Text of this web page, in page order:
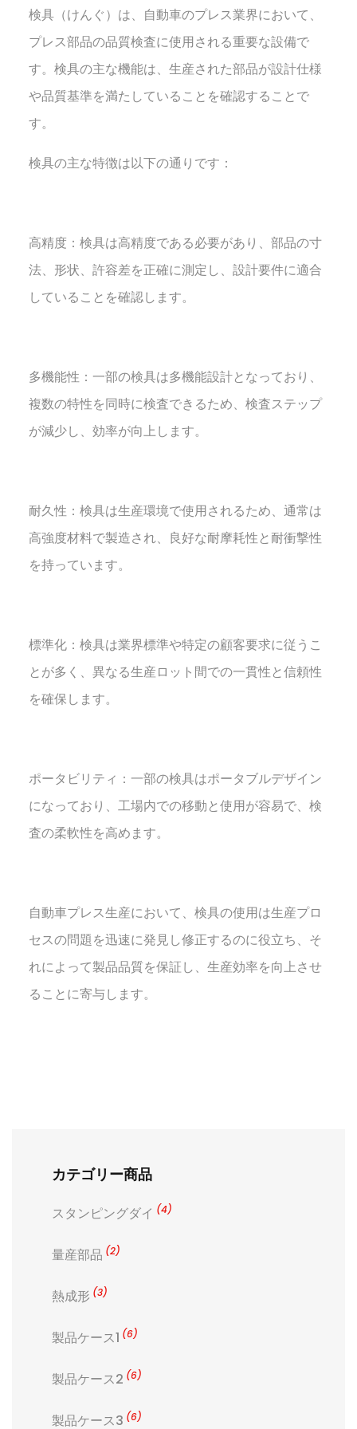
検具（けんぐ）は、自動車のプレス業界において、
プレス部品の品質検査に使用される重要な設備で
す。検具の主な機能は、生産された部品が設計仕様
や品質基準を満たしていることを確認することで
す。
検具の主な特徴は以下の通りです：
高精度：検具は高精度である必要があり、部品の寸
法、形状、許容差を正確に測定し、設計要件に適合
していることを確認します。
多機能性：一部の検具は多機能設計となっており、
複数の特性を同時に検査できるため、検査ステップ
が減少し、効率が向上します。
耐久性：検具は生産環境で使用されるため、通常は
高強度材料で製造され、良好な耐摩耗性と耐衝撃性
を持っています。
標準化：検具は業界標準や特定の顧客要求に従うこ
とが多く、異なる生産ロット間での一貫性と信頼性
を確保します。
ポータビリティ：一部の検具はポータブルデザイン
になっており、工場内での移動と使用が容易で、検
査の柔軟性を高めます。
自動車プレス生産において、検具の使用は生産プロ
セスの問題を迅速に発見し修正するのに役立ち、そ
れによって製品品質を保証し、生産効率を向上させ
ることに寄与します。
カテゴリー商品
スタンピングダイ (4)
量産部品 (2)
熱成形 (3)
製品ケース1 (6)
製品ケース2 (6)
製品ケース3 (6)